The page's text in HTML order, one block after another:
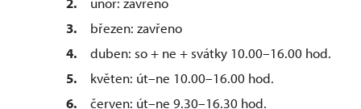
březen: zavřeno
duben: so + ne + svátky 10.00–16.00 hod.
květen: út–ne 10.00–16.00 hod.
červen: út–ne 9.30–16.30 hod.